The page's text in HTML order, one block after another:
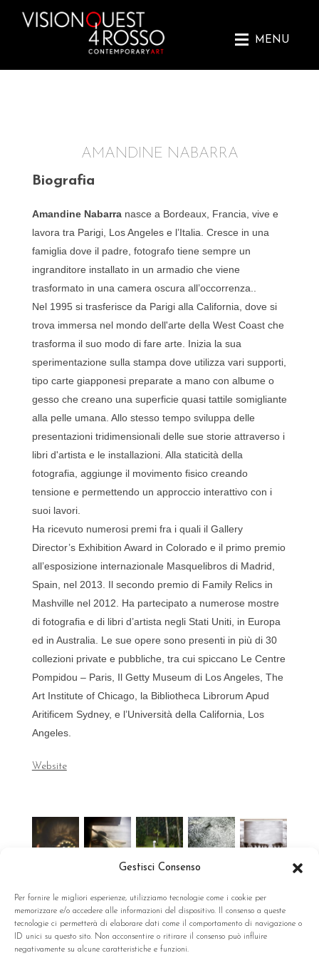
Gestisci Consenso
Per fornire le migliori esperienze, utilizziamo tecnologie come i cookie per
memorizzare e/o accedere alle informazioni del dispositivo. Il consenso a queste
tecnologie ci permetterà di elaborare dati come il comportamento di navigazione o
ID unici su questo sito. Non acconsentire o ritirare il consenso può influire
negativamente su alcune caratteristiche e funzioni.
MENU
AMANDINE NABARRA
Biografia
Amandine Nabarra nasce a Bordeaux, Francia, vive e
lavora tra Parigi, Los Angeles e l’Italia. Cresce in una
famiglia dove il padre, fotografo tiene sempre un
ingranditore installato in un armadio che viene
trasformato in una camera oscura all’occorrenza..
Nel 1995 si trasferisce da Parigi alla California, dove si
trova immersa nel mondo dell'arte della West Coast che
trasforma il suo modo di fare arte. Inizia la sua
sperimentazione sulla stampa dove utilizza vari supporti,
tipo carte giapponesi preparate a mano con albume o
gesso che creano una superficie quasi tattile somigliante
alla pelle umana. Allo stesso tempo sviluppa delle
presentazioni tridimensionali delle sue storie attraverso i
libri d'artista e le installazioni. Alla staticità della
fotografia, aggiunge il movimento fisico creando
tensione e permettendo un approccio interattivo con i
suoi lavori.
Ha ricevuto numerosi premi fra i quali il Gallery
Director’s Exhibition Award in Colorado e il primo premio
all’esposizione internazionale Masquelibros di Madrid,
Spain, nel 2013. Il secondo premio di Family Relics in
Mashville nel 2012. Ha partecipato a numerose mostre
di fotografia e di libri d’artista negli Stati Uniti, in Europa
ed in Australia. Le sue opere sono presenti in più di 30
collezioni private e pubbliche, tra cui spiccano Le Centre
Pompidou – Paris, Il Getty Museum di Los Angeles, The
Art Institute of Chicago, la Bibliotheca Librorum Apud
Aritificem Sydney, e l’Università della California, Los
Angeles.
Website